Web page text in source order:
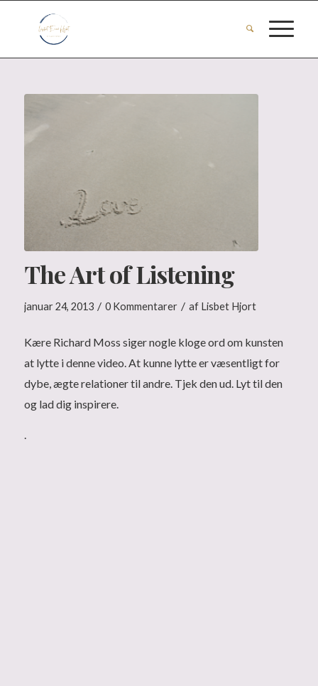
The Art of Listening
januar 24, 2013 / 0 Kommentarer / af Lisbet Hjort
Kære Richard Moss siger nogle kloge ord om kunsten
at lytte i denne video. At kunne lytte er væsentligt for
dybe, ægte relationer til andre. Tjek den ud. Lyt til den
og lad dig inspirere.